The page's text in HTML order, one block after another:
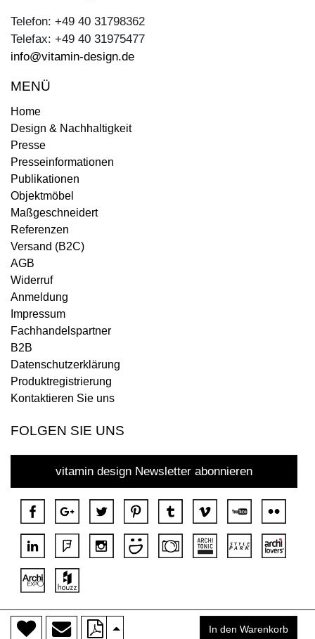
> In den Warenkorb
Telefon: +49 40 31798362
Telefax: +49 40 31975477
info@vitamin-design.de
MENÜ
Home
Design & Nachhaltigkeit
Presse
Presseinformationen
Publikationen
Objektmöbel
Maßgeschneidert
Referenzen
Versand (B2C)
AGB
Widerruf
Anmeldung
Impressum
Fachhandelspartner
B2B
Datenschutzerklärung
Produktregistrierung
Kontaktieren Sie uns
FOLGEN SIE UNS
vitamin design Newsletter abonnieren
Copyright © 2018 DONA Alle Rechte vorbehalten.